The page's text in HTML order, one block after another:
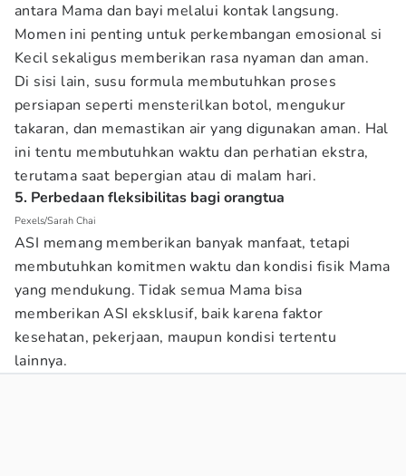
antara Mama dan bayi melalui kontak langsung.
Momen ini penting untuk perkembangan emosional si
Kecil sekaligus memberikan rasa nyaman dan aman.
Di sisi lain, susu formula membutuhkan proses
persiapan seperti mensterilkan botol, mengukur
takaran, dan memastikan air yang digunakan aman. Hal
ini tentu membutuhkan waktu dan perhatian ekstra,
terutama saat bepergian atau di malam hari.
5. Perbedaan fleksibilitas bagi orangtua
Pexels/Sarah Chai
ASI memang memberikan banyak manfaat, tetapi
membutuhkan komitmen waktu dan kondisi fisik Mama
yang mendukung. Tidak semua Mama bisa
memberikan ASI eksklusif, baik karena faktor
kesehatan, pekerjaan, maupun kondisi tertentu
lainnya.